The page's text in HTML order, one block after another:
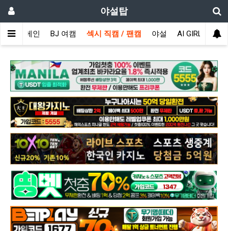
야설탑
메인 BJ 여캠 섹시 직캠 / 팬캠 야설 AI GIRL